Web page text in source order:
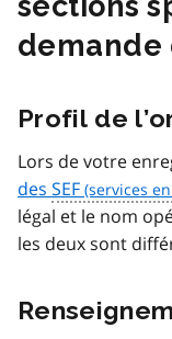
demande
Profil de
Lors de votre
des SEF
légal et le nom
les deux sont